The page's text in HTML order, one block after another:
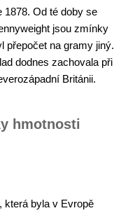
1878. Od té doby se
jsou zmínky
přepočet na gramy jiný.
dodnes zachovala při
Británii.
hmotnosti
která byla v Evropě